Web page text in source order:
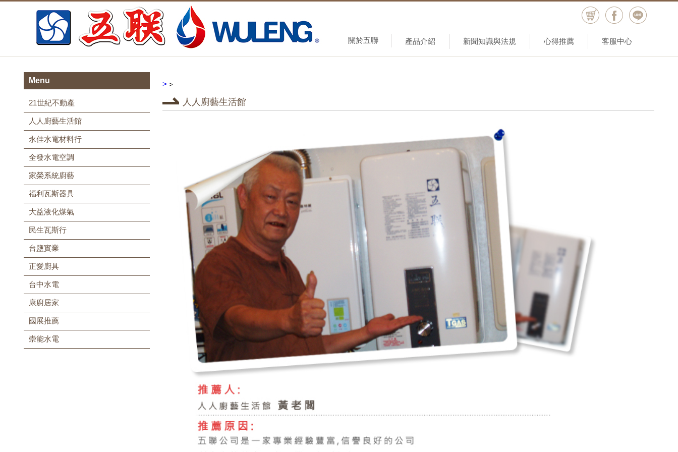
關於五聯 產品介紹 新聞知識與法規 心得推薦 客服中心
Menu
21世紀不動產
人人廚藝生活館
永佳水電材料行
全發水電空調
家榮系統廚藝
福利瓦斯器具
大益液化煤氣
民生瓦斯行
台鹽實業
正愛廚具
台中水電
康廚居家
國展推薦
崇能水電
> >
人人廚藝生活館